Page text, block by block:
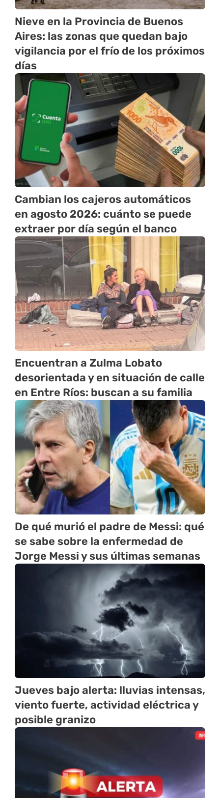
Nieve en la Provincia de Buenos
Aires: las zonas que quedan bajo
vigilancia por el frío de los próximos
días
Cambian los cajeros automáticos
en agosto 2026: cuánto se puede
extraer por día según el banco
Encuentran a Zulma Lobato
desorientada y en situación de calle
en Entre Ríos: buscan a su familia
De qué murió el padre de Messi: qué
se sabe sobre la enfermedad de
Jorge Messi y sus últimas semanas
Jueves bajo alerta: lluvias intensas,
viento fuerte, actividad eléctrica y
posible granizo